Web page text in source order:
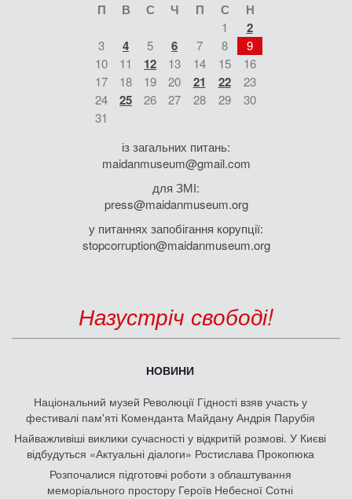
П В С Ч П С Н
1 2
3 4 5 6 7 8
9
10
11 12 13 14 15
16
17
18 19 20 21 22
23
24
25 26 27 28 29
30
31
із загальних питань:
maidanmuseum@gmail.com
для ЗМІ:
press@maidanmuseum.org
у питаннях запобігання корупції:
stopcorruption@maidanmuseum.org
Назустріч свободі!
НОВИНИ
Національний музей Революції Гідності взяв участь у
фестивалі пам'яті Коменданта Майдану Андрія Парубія
Найважливіші виклики сучасності у відкритій розмові. У Києві
відбудуться «Актуальні діалоги» Ростислава Прокопюка
Розпочалися підготовчі роботи з облаштування
меморіального простору Героїв Небесної Сотні